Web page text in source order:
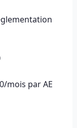
mois par AE